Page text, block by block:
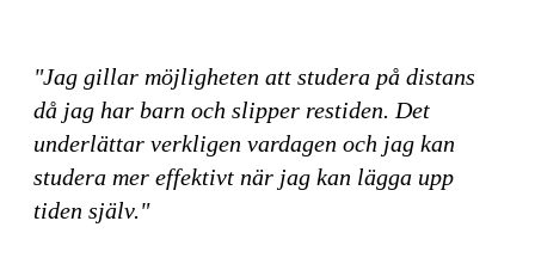
"Jag gillar möjligheten att studera på distans
då jag har barn och slipper restiden. Det
underlättar verkligen vardagen och jag kan
studera mer effektivt när jag kan lägga upp
tiden själv."